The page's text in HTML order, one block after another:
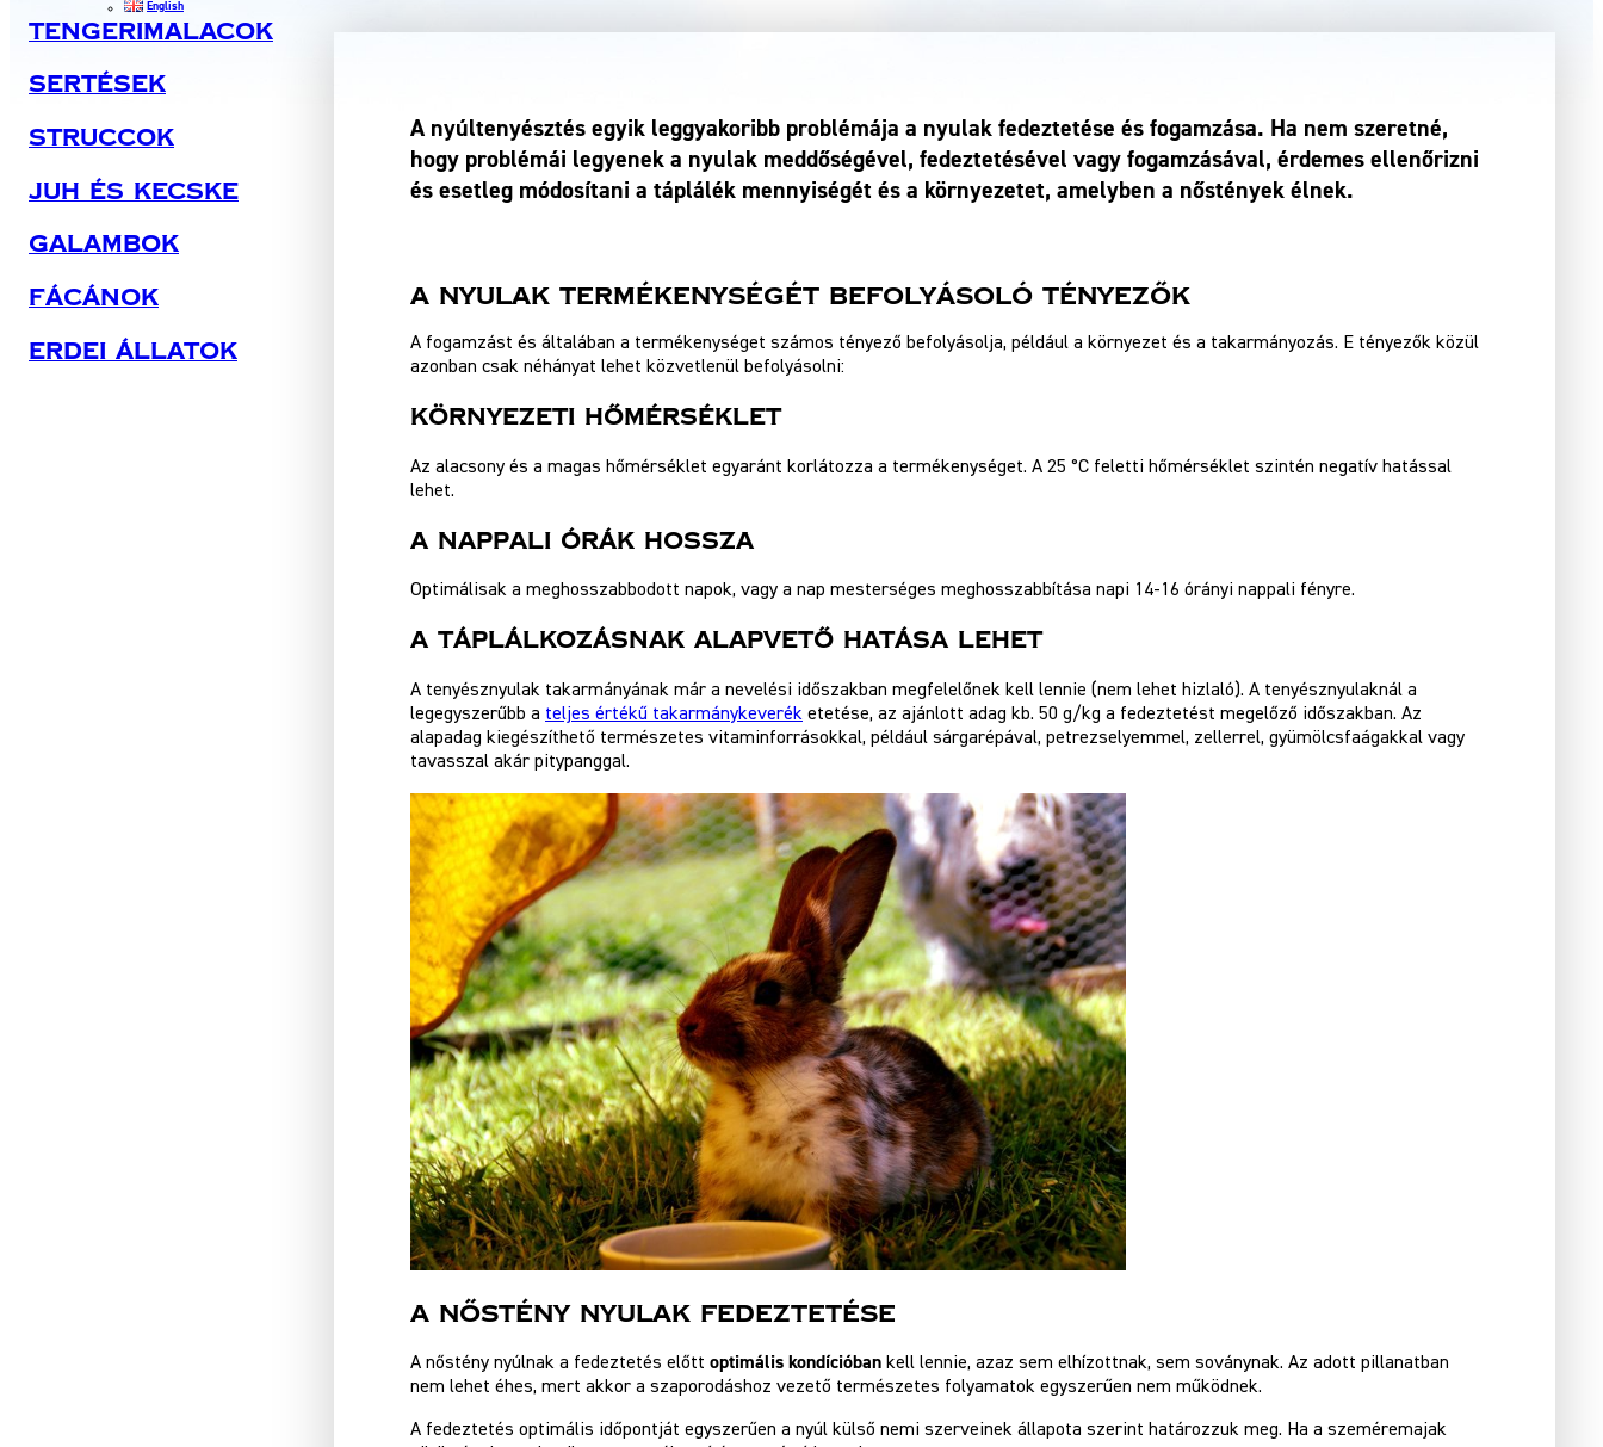
English
Tengerimalacok
Sertések
Struccok
Juh És Kecske
Galambok
Fácánok
Erdei Állatok
A nyúltenyésztés egyik leggyakoribb problémája a nyulak fedeztetése és fogamzása. Ha nem szeretné,
hogy problémái legyenek a nyulak meddőségével, fedeztetésével vagy fogamzásával, érdemes ellenőrizni
és esetleg módosítani a táplálék mennyiségét és a környezetet, amelyben a nőstények élnek.
A nyulak termékenységét befolyásoló tényezők
A fogamzást és általában a termékenységet számos tényező befolyásolja, például a környezet és a takarmányozás. E tényezők közül
azonban csak néhányat lehet közvetlenül befolyásolni:
Környezeti Hőmérséklet
Az alacsony és a magas hőmérséklet egyaránt korlátozza a termékenységet. A 25 °C feletti hőmérséklet szintén negatív hatással
lehet.
A Nappali Órák Hossza
Optimálisak a meghosszabbodott napok, vagy a nap mesterséges meghosszabbítása napi 14-16 órányi nappali fényre.
A Táplálkozásnak Alapvető Hatása Lehet
A tenyésznyulak takarmányának már a nevelési időszakban megfelelőnek kell lennie (nem lehet hizlaló). A tenyésznyulaknál a
legegyszerűbb a teljes értékű takarmánykeverék etetése, az ajánlott adag kb. 50 g/kg a fedeztetést megelőző időszakban. Az
alapadag kiegészíthető természetes vitaminforrásokkal, például sárgarépával, petrezselyemmel, zellerrel, gyümölcsfaágakkal vagy
tavasszal akár pitypanggal.
A nőstény nyulak fedeztetése
A nőstény nyúlnak a fedeztetés előtt optimális kondícióban kell lennie, azaz sem elhízottnak, sem soványnak. Az adott pillanatban
nem lehet éhes, mert akkor a szaporodáshoz vezető természetes folyamatok egyszerűen nem működnek.
A fedeztetés optimális időpontját egyszerűen a nyúl külső nemi szerveinek állapota szerint határozzuk meg. Ha a szeméremajak